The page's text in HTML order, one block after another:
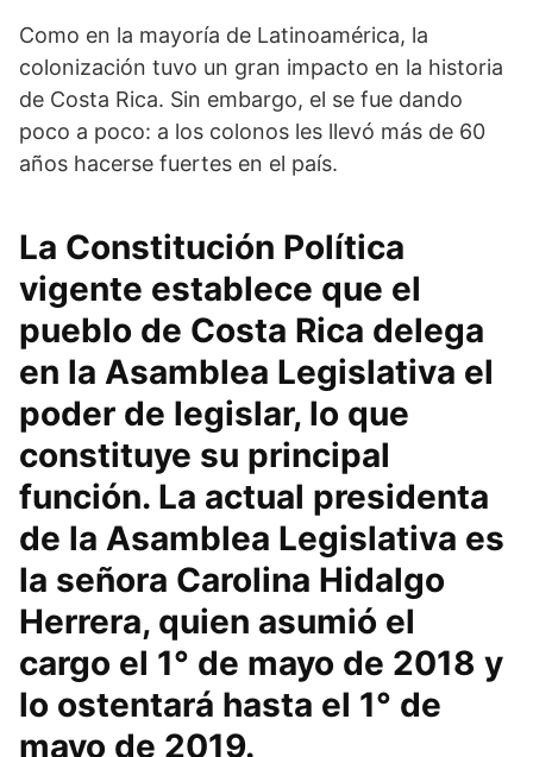
Como en la mayoría de Latinoamérica, la
colonización tuvo un gran impacto en la historia
de Costa Rica. Sin embargo, el se fue dando
poco a poco: a los colonos les llevó más de 60
años hacerse fuertes en el país.
La Constitución Política
vigente establece que el
pueblo de Costa Rica delega
en la Asamblea Legislativa el
poder de legislar, lo que
constituye su principal
función. La actual presidenta
de la Asamblea Legislativa es
la señora Carolina Hidalgo
Herrera, quien asumió el
cargo el 1° de mayo de 2018 y
lo ostentará hasta el 1° de
mayo de 2019.